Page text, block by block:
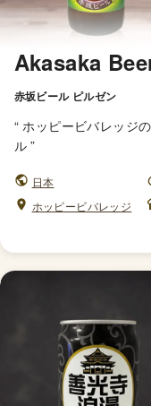
Akasaka
赤坂ビール ピルゼン
“ホッピービバレッジ
ル ”
日本
ホッピービバレッジ